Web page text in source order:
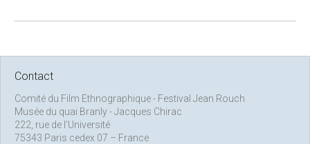
Contact
Comité du Film Ethnographique - Festival Jean Rouch
Musée du quai Branly - Jacques Chirac
222, rue de l’Université
75343 Paris cedex 07 – France